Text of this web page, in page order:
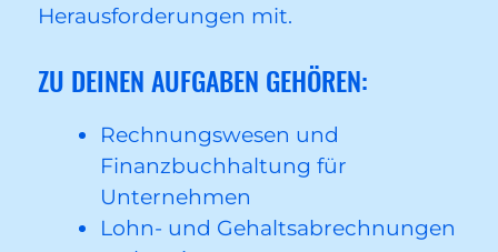
Herausforderungen mit.
ZU DEINEN AUFGABEN GEHÖREN:
Rechnungswesen und
Finanzbuchhaltung für
Unternehmen
Lohn- und Gehaltsabrechnungen